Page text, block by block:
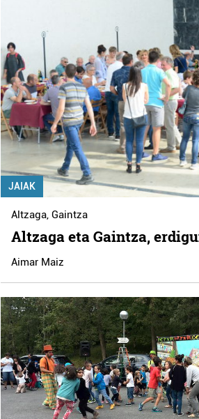
JAIAK
Altzaga,Gaintza
Altzaga eta Gaintza,
Aimar Maiz